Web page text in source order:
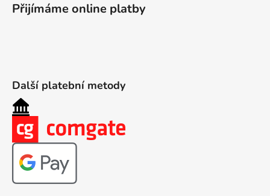
Přijímáme online platby
Další platební metody